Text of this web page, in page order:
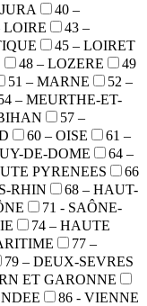
40 –
LOIRE
43 –
45 – LOIRET
48 – LOZERE
49
51 – MARNE
52 –
– MEURTHE-ET-
57 –
60 – OISE
61 –
DE-DOME
64 –
PYRENEES
66
RHIN
68 – HAUT-
71 - SAÔNE-
74 – HAUTE
77 –
79 – DEUX-SEVRES
ET GARONNE
86 - VIENNE